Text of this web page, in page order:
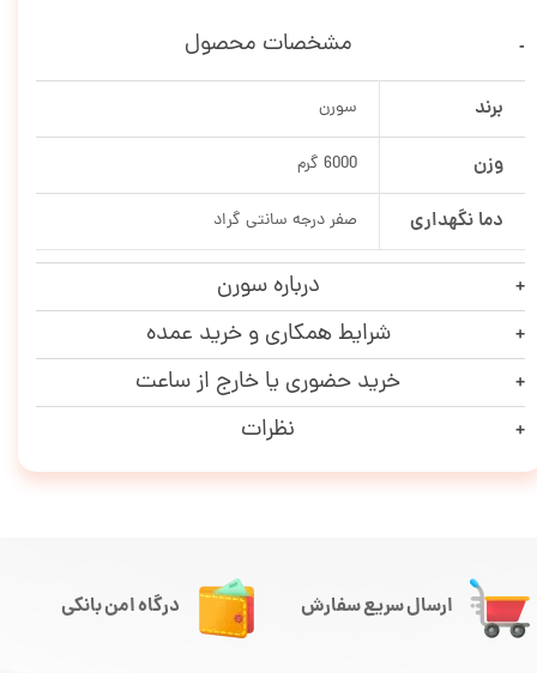
مشخصات محصول
برند سورن
وزن 6000 گرم
دما نگهداری صفر درجه سانتی گراد
درباره سورن
شرایط همکاری و خرید عمده
خرید حضوری یا خارج از ساعت
نظرات
ارسال سریع سفارش درگاه امن بانکی